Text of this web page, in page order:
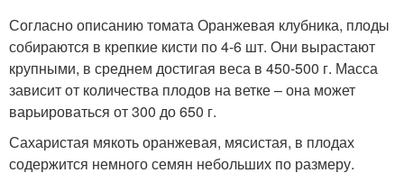
Согласно описанию томата Оранжевая клубника, плоды
собираются в крепкие кисти по 4-6 шт. Они вырастают
крупными, в среднем достигая веса в 450-500 г. Масса
зависит от количества плодов на ветке – она может
варьироваться от 300 до 650 г.
Сахаристая мякоть оранжевая, мясистая, в плодах
содержится немного семян небольших по размеру.